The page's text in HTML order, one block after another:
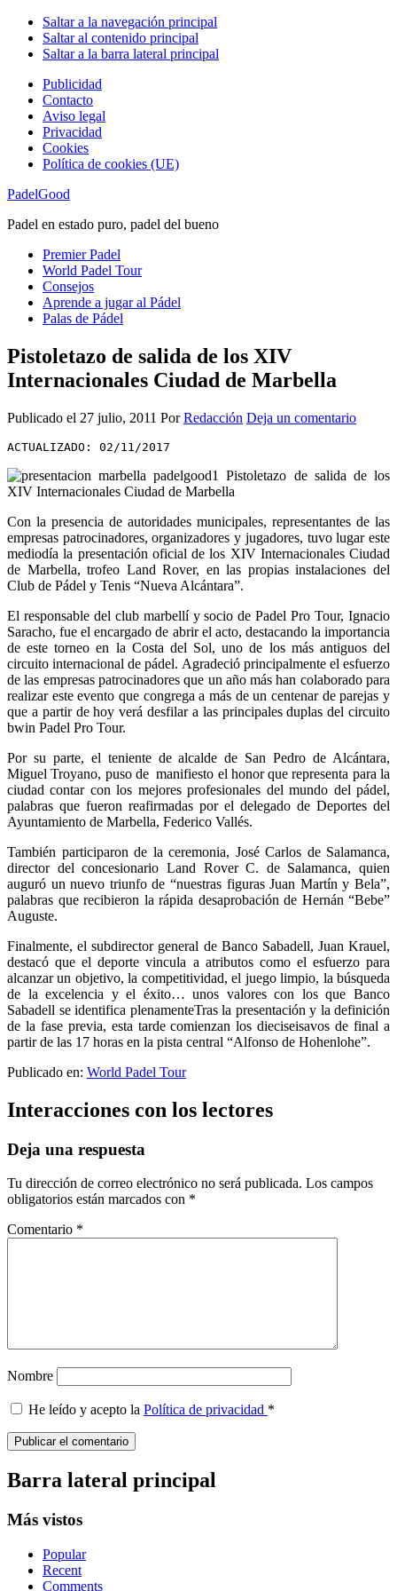
Saltar a la navegación principal
Saltar al contenido principal
Saltar a la barra lateral principal
Publicidad
Contacto
Aviso legal
Privacidad
Cookies
Política de cookies (UE)
PadelGood
Padel en estado puro, padel del bueno
Premier Padel
World Padel Tour
Consejos
Aprende a jugar al Pádel
Palas de Pádel
Pistoletazo de salida de los XIV
Internacionales Ciudad de Marbella
Publicado el 27 julio, 2011 PorRedacción Deja un comentario
ACTUALIZADO: 02/11/2017
Con la presencia de autoridades municipales, representantes de las
empresas patrocinadores, organizadores y jugadores, tuvo lugar este
mediodía la presentación oficial de los XIV Internacionales Ciudad
de Marbella, trofeo Land Rover, en las propias instalaciones del
Club de Pádel y Tenis “Nueva Alcántara”.
El responsable del club marbellí y socio de Padel Pro Tour, Ignacio
Saracho, fue el encargado de abrir el acto, destacando la importancia
de este torneo en la Costa del Sol, uno de los más antiguos del
circuito internacional de pádel. Agradeció principalmente el esfuerzo
de las empresas patrocinadores que un año más han colaborado para
realizar este evento que congrega a más de un centenar de parejas y
que a partir de hoy verá desfilar a las principales duplas del circuito
bwin Padel Pro Tour.
Por su parte, el teniente de alcalde de San Pedro de Alcántara,
Miguel Troyano, puso de manifiesto el honor que representa para la
ciudad contar con los mejores profesionales del mundo del pádel,
palabras que fueron reafirmadas por el delegado de Deportes del
Ayuntamiento de Marbella, Federico Vallés.
También participaron de la ceremonia, José Carlos de Salamanca,
director del concesionario Land Rover C. de Salamanca, quien
auguró un nuevo triunfo de “nuestras figuras Juan Martín y Bela”,
palabras que recibieron la rápida desaprobación de Hernán “Bebe”
Auguste.
Finalmente, el subdirector general de Banco Sabadell, Juan Krauel,
destacó que el deporte vincula a atributos como el esfuerzo para
alcanzar un objetivo, la competitividad, el juego limpio, la búsqueda
de la excelencia y el éxito… unos valores con los que Banco
Sabadell se identifica plenamenteTras la presentación y la definición
de la fase previa, esta tarde comienzan los dieciseisavos de final a
partir de las 17 horas en la pista central “Alfonso de Hohenlohe”.
Publicado en: World Padel Tour
Interacciones con los lectores
Deja una respuesta
Tu dirección de correo electrónico no será publicada. Los campos
obligatorios están marcados con *
Comentario *
Nombre
He leído y acepto la Política de privacidad *
Barra lateral principal
Más vistos
Popular
Recent
Comments